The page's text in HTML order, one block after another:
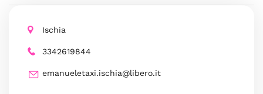
Ischia
3342619844
emanueletaxi.ischia@libero.it